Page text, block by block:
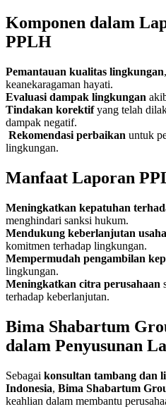
Komponen dalam
PPLH
Pemantauan kualitas lingkungan
keanekaragaman hayati.
Evaluasi dampak lingkungan
Tindakan korektifyang telah
dampak negatif.
Rekomendasi perbaikan untuk
lingkungan.
Manfaat Laporan
Meningkatkan kepatuhan
menghindari sanksi hukum.
Mendukung keberlanjutan usaha
komitmen terhadap lingkungan.
Mempermudah pengambilan
lingkungan.
Meningkatkan citra perusahaan
terhadap keberlanjutan.
Bima Shabartum
dalam Penyusunan
Sebagai konsultan tambang dan
Indonesia, Bima Shabartum
keahlian dalam membantu